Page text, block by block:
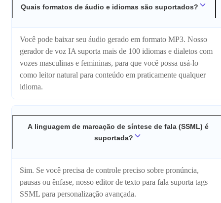
Quais formatos de áudio e idiomas são suportados?
Você pode baixar seu áudio gerado em formato MP3. Nosso
gerador de voz IA suporta mais de 100 idiomas e dialetos com
vozes masculinas e femininas, para que você possa usá-lo
como leitor natural para conteúdo em praticamente qualquer
idioma.
A linguagem de marcação de síntese de fala (SSML) é
suportada?
Sim. Se você precisa de controle preciso sobre pronúncia,
pausas ou ênfase, nosso editor de texto para fala suporta tags
SSML para personalização avançada.